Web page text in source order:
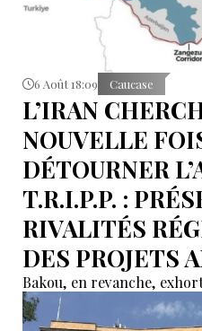
6 Août 18:09 Caucase
L’IRAN
NOUVELLE
DÉTOURNER
T.R.I.P.P. :
RIVALITÉS
DES PROJETS
Bakou, en revanche,